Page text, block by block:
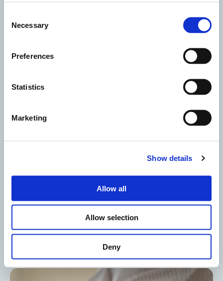
Selection
Necessary
Preferences
Statistics
Marketing
Show details
Allow all
Allow selection
Deny
Parteciperemo al 1° Congresso
A.T.E.
Saremo presenti al 23° Congresso